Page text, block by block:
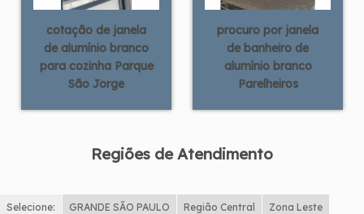
cotação de janela
de alumínio branco
para cozinha Parque
São Jorge
procuro por janela
de banheiro de
alumínio branco
Parelheiros
Regiões de Atendimento
Selecione: GRANDE SÃO PAULO Região Central Zona Leste